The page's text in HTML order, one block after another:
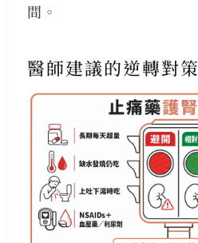
間。
醫師建議的逆轉對策